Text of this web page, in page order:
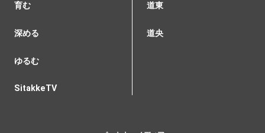
育む
深める
ゆるむ
SitakkeTV
道東
道央